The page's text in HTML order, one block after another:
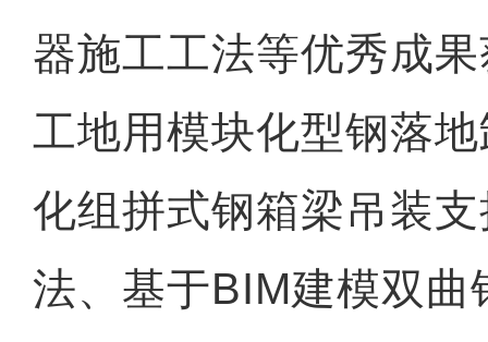
器施工工法等优秀成
工地用模块化型钢落
化组拼式钢箱梁吊装
法、基于BIM建模双曲